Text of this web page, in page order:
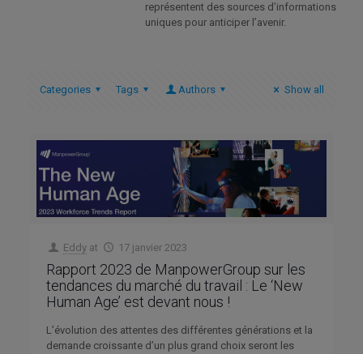
représentent des sources d’informations
uniques pour anticiper l’avenir.
Categories Tags Authors Show all
Eddy at 17 janvier 2023
Rapport 2023 de ManpowerGroup sur les
tendances du marché du travail : Le ‘New
Human Age’ est devant nous !
L’évolution des attentes des différentes générations et la
demande croissante d’un plus grand choix seront les